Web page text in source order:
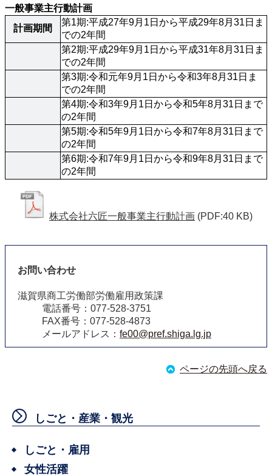
一般事業主行動計画
計画期間
第1期:平成27年9月1日から平成29年8月31日ま
での2年間
第2期:平成29年9月1日から平成31年8月31日ま
での2年間
第3期:令和元年9月1日から令和3年8月31日ま
での2年間
第4期:令和3年9月1日から令和5年8月31日まで
の2年間
第5期:令和5年9月1日から令和7年8月31日まで
の2年間
第6期:令和7年9月1日から令和9年8月31日まで
の2年間
株式会社六匠一般事業主行動計画 (PDF:40 KB)
お問い合わせ
滋賀県商工労働部労働雇用政策課
電話番号：077-528-3751
FAX番号：077-528-4873
メールアドレス： fe00@pref.shiga.lg.jp
ページの先頭へ戻る
しごと・産業・観光
しごと・雇用
女性活躍